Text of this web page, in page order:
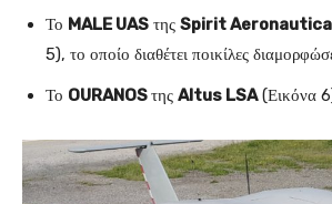
Το MALE UAS της Spirit
5), το οποίο διαθέτει ποικίλες
Το OURANOSτης Altus LSA(Εικόνα